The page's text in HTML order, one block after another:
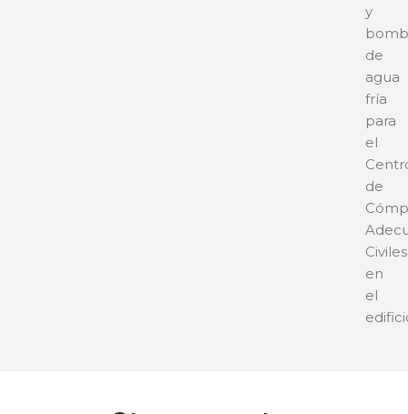
y
de
agua
fría
para
el
de
Civiles
en
el